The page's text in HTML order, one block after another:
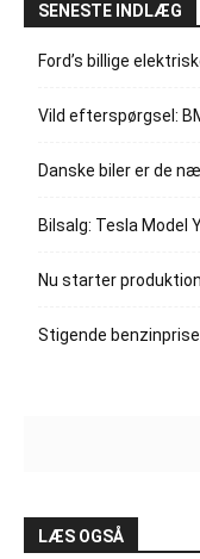
SENESTE INDLÆG
Ford’s billige
Vild efterspørgsel:
Danske biler er de
Bilsalg: Tesla Model
Nu starter
Stigende
LÆS OGSÅ